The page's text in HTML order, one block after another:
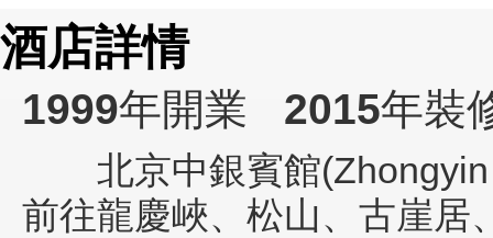
酒店詳情
1999年開業 2015年裝
北京中銀賓館
前往龍慶峽、松山、古崖居